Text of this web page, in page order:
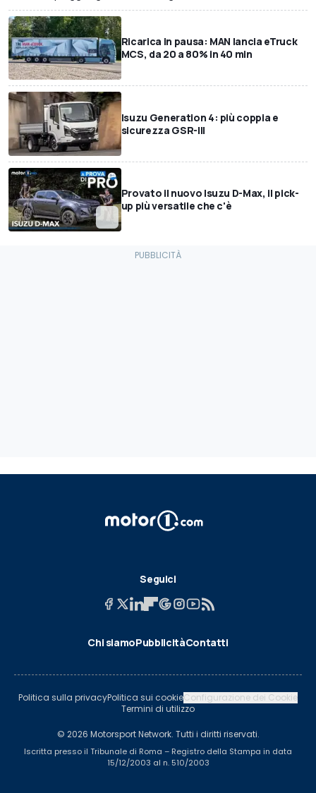
Ricarica in pausa: MAN lancia eTruck
MCS, da 20 a 80% in 40 min
Isuzu Generation 4: più coppia e
sicurezza GSR-III
Provato il nuovo Isuzu D-Max, il pick-
up più versatile che c'è
Seguici
Chi siamoPubblicitàContatti
Politica sulla privacyPolitica sui cookieConfigurazione dei Cookie
Termini di utilizzo
© 2026 Motorsport Network. Tutti i diritti riservati.
Iscritta presso il Tribunale di Roma – Registro della Stampa in data
15/12/2003 al n. 510/2003